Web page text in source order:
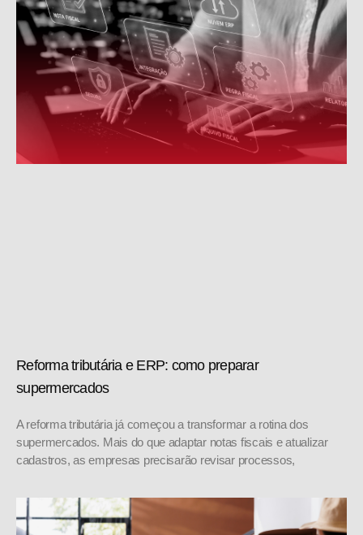
Reforma tributária e ERP: como preparar
supermercados
A reforma tributária já começou a transformar a rotina dos
supermercados. Mais do que adaptar notas fiscais e atualizar
cadastros, as empresas precisarão revisar processos,